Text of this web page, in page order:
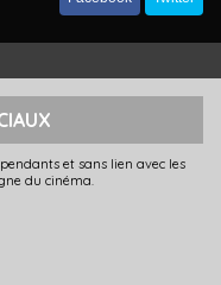
et sans lien avec les
du cinéma.